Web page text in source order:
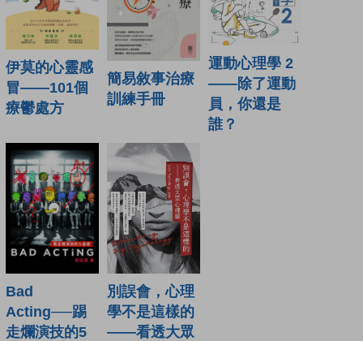
伊莫的心靈感
冒——101個
療鬱處方
簡易敘事治療
訓練手冊
運動心理學 2
——除了運動
員，你還是
誰？
Bad
Acting──踢
走爛演技的5
別誤會，心理
學不是這樣的
——看透大眾